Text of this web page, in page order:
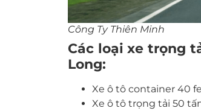
Công Ty Thiên Minh
Các loại xe trọng
Long:
Xe ô tô container 40
Xe ô tô trọng tải 50